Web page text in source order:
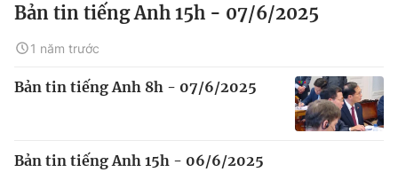
Bản tin tiếng Anh 15h - 07/6/2025
1 năm trước
Bản tin tiếng Anh 8h - 07/6/2025
Bản tin tiếng Anh 15h - 06/6/2025